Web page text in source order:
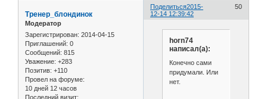
Поделиться 50
2015-
12-14 12:39:42
Тренер_блондинок
Модератор
Зарегистрирован: 2014-04-15
Приглашений: 0
Сообщений: 815
Уважение: +283
Позитив: +110
Провел на форуме:
10 дней 12 часов
Последний визит:
horn74
написал(а):
Конечно сами
придумали. Или
нет.